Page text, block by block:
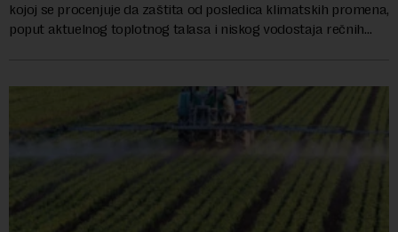
kojoj se procenjuje da zaštita od posledica klimatskih promena,
poput aktuelnog toplotnog talasa i niskog vodostaja rečnih